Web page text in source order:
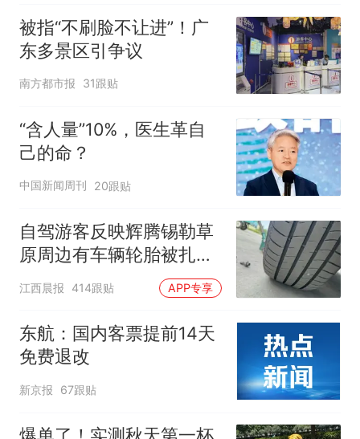
被指“不刷脸不让进”！广
东多景区引争议
南方都市报 31跟贴
“含人量”10%，医生革自
己的命？
中国新闻周刊 20跟贴
自驾游客反映辉腾锡勒草
原周边有车辆轮胎被扎，
修理店铺换胎价格高达千
元，官方发布情况通报
江西晨报 414跟贴 APP专享
东航：国内客票提前14天
免费退改
新京报 67跟贴